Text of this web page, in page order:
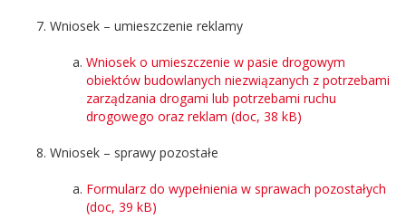
Wniosek – umieszczenie reklamy
Wniosek o umieszczenie w pasie drogowym
obiektów budowlanych niezwiązanych z potrzebami
zarządzania drogami lub potrzebami ruchu
drogowego oraz reklam (doc, 38 kB)
Wniosek – sprawy pozostałe
Formularz do wypełnienia w sprawach pozostałych
(doc, 39 kB)